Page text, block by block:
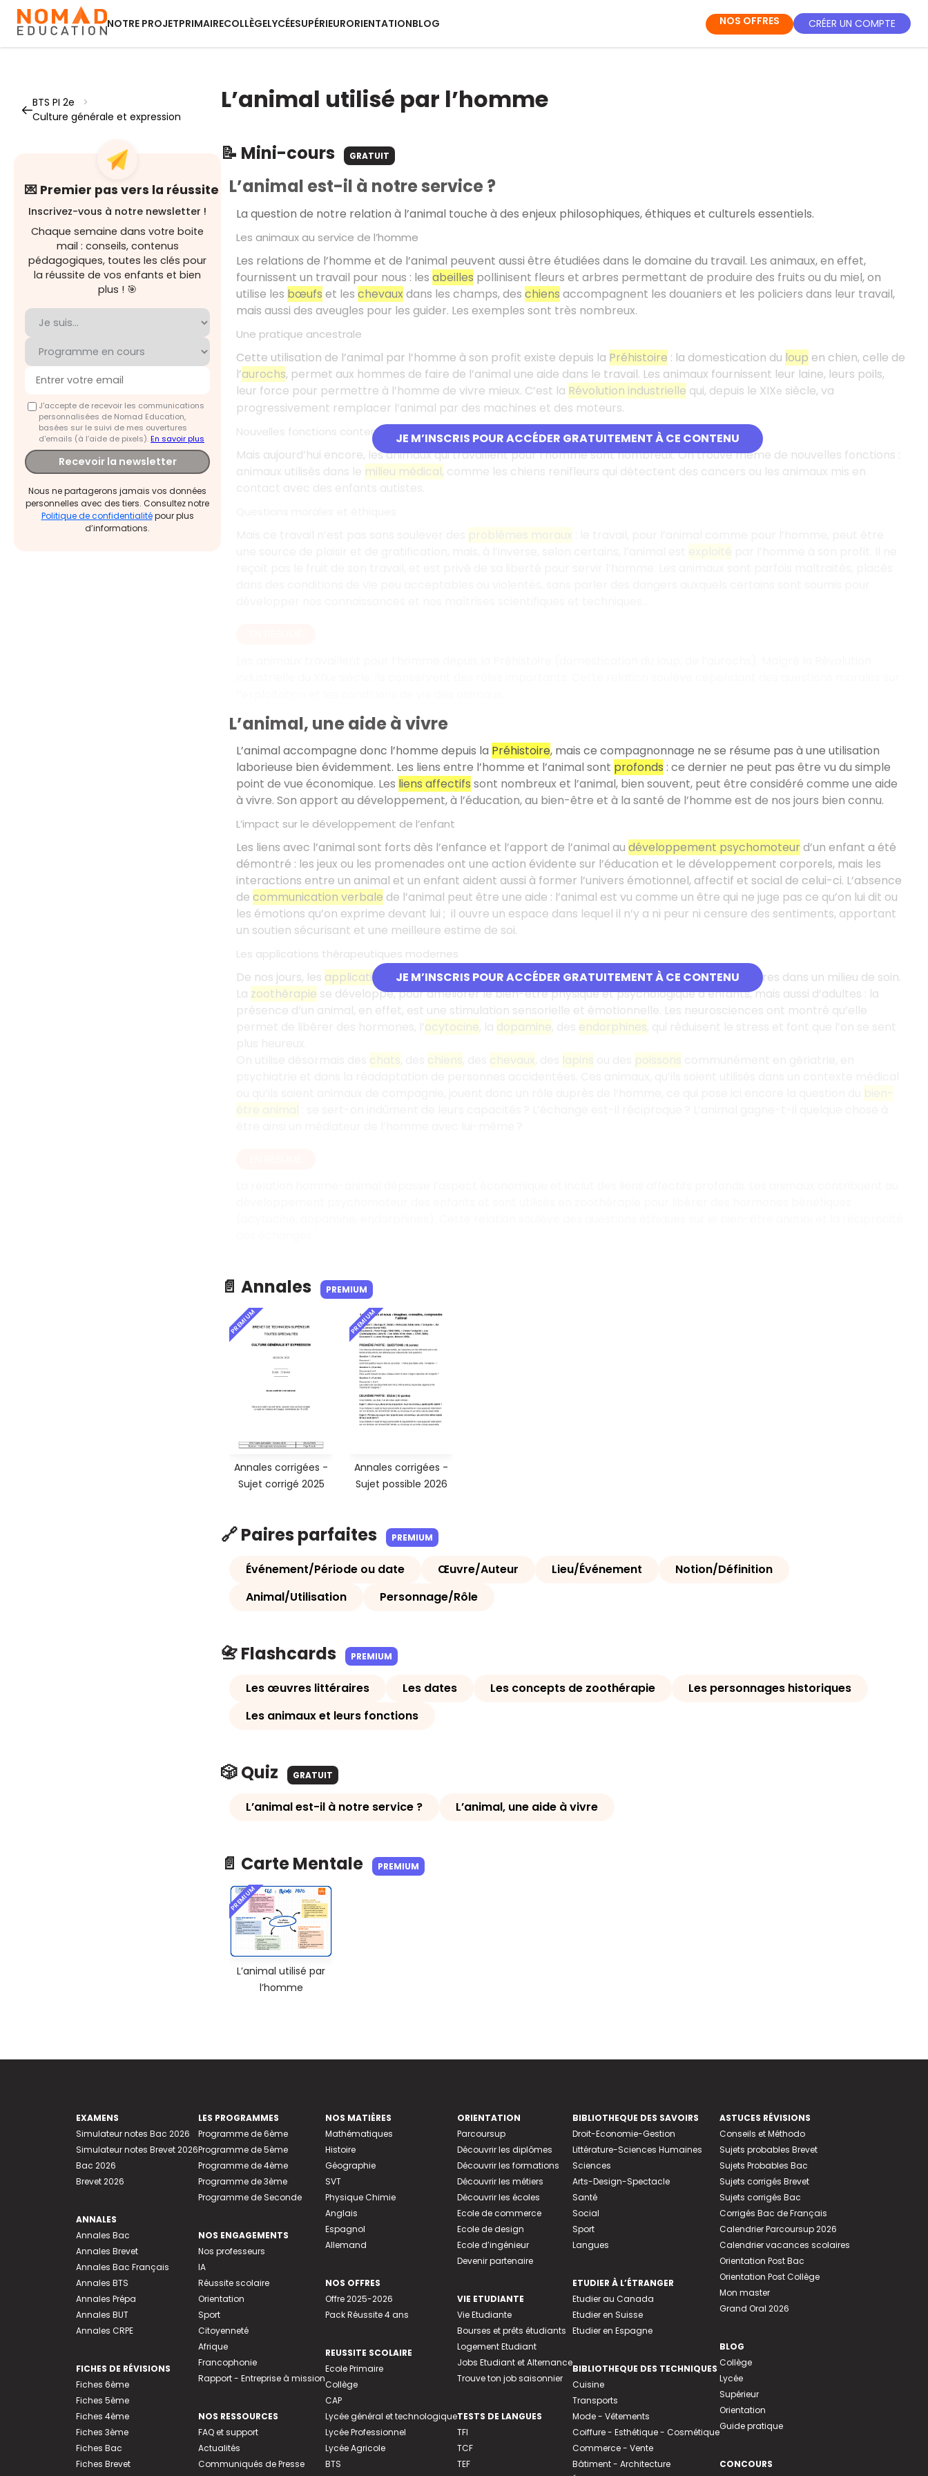
NOTRE PROJETPRIMAIRECOLLÈGELYCÉESUPÉRIEURORIENTATIONBLOG NOS OFFRES CRÉER UN COMPTE
BTS PI 2e
>
Culture générale et expression
💌 Premier pas vers la réussite
Inscrivez-vous à notre newsletter !
Chaque semaine dans votre boite
mail : conseils, contenus
pédagogiques, toutes les clés pour
la réussite de vos enfants et bien
plus ! 🎯
J'accepte de recevoir les communications
personnalisées de Nomad Education,
basées sur le suivi de mes ouvertures
d'emails (à l’aide de pixels).En savoir plus
Recevoir la newsletter
Nous ne partagerons jamais vos données
personnelles avec des tiers. Consultez notre
Politique de confidentialitépour plus
d’informations.
L’animal utilisé par l’homme
📝 Mini-cours GRATUIT
JE M’INSCRIS POUR ACCÉDER GRATUITEMENT À CE CONTENU
L’animal est-il à notre service ?
La question de notre relation à l’animal touche à des enjeux philosophiques, éthiques et culturels essentiels.
Les animaux au service de l’homme
Les relations de l’homme et de l’animal peuvent aussi être étudiées dans le domaine du travail. Les animaux, en effet,
fournissent un travail pour nous : les abeilles pollinisent fleurs et arbres permettant de produire des fruits ou du miel, on
utilise les bœufs et les chevaux dans les champs, des chiens accompagnent les douaniers et les policiers dans leur travail,
mais aussi des aveugles pour les guider. Les exemples sont très nombreux.
Une pratique ancestrale
Cette utilisation de l’animal par l’homme à son profit existe depuis la Préhistoire : la domestication du loup en chien, celle de
l’aurochs, permet aux hommes de faire de l’animal une aide dans le travail. Les animaux fournissent leur laine, leurs poils,
leur force pour permettre à l’homme de vivre mieux. C’est la Révolution industrielle qui, depuis le XIXe siècle, va
progressivement remplacer l’animal par des machines et des moteurs.
Nouvelles fonctions contemporaines
Mais aujourd’hui encore, les animaux qui travaillent pour l’homme sont nombreux. On trouve même de nouvelles fonctions :
animaux utilisés dans le milieu médical, comme les chiens renifleurs qui détectent des cancers ou les animaux mis en
JE M’INSCRIS POUR ACCÉDER GRATUITEMENT À CE CONTENU
L’animal, une aide à vivre
L’animal accompagne donc l’homme depuis la Préhistoire, mais ce compagnonnage ne se résume pas à une utilisation
laborieuse bien évidemment. Les liens entre l’homme et l’animal sont profonds : ce dernier ne peut pas être vu du simple
point de vue économique. Les liens affectifs sont nombreux et l’animal, bien souvent, peut être considéré comme une aide
à vivre. Son apport au développement, à l’éducation, au bien-être et à la santé de l’homme est de nos jours bien connu.
L’impact sur le développement de l’enfant
Les liens avec l’animal sont forts dès l’enfance et l’apport de l’animal au développement psychomoteur d’un enfant a été
démontré : les jeux ou les promenades ont une action évidente sur l’éducation et le développement corporels, mais les
interactions entre un animal et un enfant aident aussi à former l’univers émotionnel, affectif et social de celui-ci. L’absence
de communication verbale de l’animal peut être une aide : l’animal est vu comme un être qui ne juge pas ce qu’on lui dit ou
les émotions qu’on exprime devant lui ; il ouvre un espace dans lequel il n’y a ni peur ni censure des sentiments, apportant
un soutien sécurisant et une meilleure estime de soi.
Les applications thérapeutiques modernes
De nos jours, les applications thérapeutiquesse multiplient : l’animal est utilisé de multiples manières dans un milieu de soin.
La zoothérapie se développe, pour améliorer le bien-être physique et psychologique d’enfants, mais aussi d’adultes : la
présence d’un animal, en effet, est une stimulation sensorielle et émotionnelle. Les neurosciences ont montré qu’elle
permet de libérer des hormones, l’ ocytocine , la dopamine , des endorphines , qui réduisent le stress et font que l’on se sent
📄 Annales PREMIUM
PREMIUM
Annales corrigées -
Sujet corrigé 2025
PREMIUM
Annales corrigées -
Sujet possible 2026
🔗 Paires parfaites PREMIUM
Événement/Période ou date Œuvre/Auteur Lieu/Événement
Notion/Définition
Animal/Utilisation
Personnage/Rôle
📇 Flashcards PREMIUM
Les œuvres littéraires Les dates Les concepts de zoothérapie
Les personnages historiques
Les animaux et leurs fonctions
🎲 Quiz GRATUIT
L’animal est-il à notre service ? L’animal, une aide à vivre
📄 Carte Mentale PREMIUM
PREMIUM
L’animal utilisé par
l’homme
EXAMENS
Simulateur notes Bac 2026
Simulateur notes Brevet 2026
Bac 2026
Brevet 2026
ANNALES
Annales Bac
Annales Brevet
Annales Bac Français
Annales BTS
Annales Prépa
Annales BUT
Annales CRPE
FICHES DE RÉVISIONS
Fiches 6ème
Fiches 5ème
Fiches 4ème
Fiches 3ème
Fiches Bac
Fiches Brevet
LES PROGRAMMES
Programme de 6ème
Programme de 5ème
Programme de 4ème
Programme de 3ème
Programme de Seconde
NOS ENGAGEMENTS
Nos professeurs
IA
Réussite scolaire
Orientation
Sport
Citoyenneté
Afrique
Francophonie
Rapport - Entreprise à mission
NOS RESSOURCES
FAQ et support
Actualités
Communiqués de Presse
NOS MATIÈRES
Mathématiques
Histoire
Géographie
SVT
Physique Chimie
Anglais
Espagnol
Allemand
NOS OFFRES
Offre 2025-2026
Pack Réussite 4 ans
REUSSITE SCOLAIRE
Ecole Primaire
Collège
CAP
Lycée général et technologique
Lycée Professionnel
Lycée Agricole
BTS
ORIENTATION
Parcoursup
Découvrir les diplômes
Découvrir les formations
Découvrir les métiers
Découvrir les écoles
Ecole de commerce
Ecole de design
Ecole d’ingénieur
Devenir partenaire
VIE ETUDIANTE
Vie Etudiante
Bourses et prêts étudiants
Logement Etudiant
Jobs Etudiant et Alternance
Trouve ton job saisonnier
TESTS DE LANGUES
TFI
TCF
TEF
BIBLIOTHEQUE DES SAVOIRS
Droit-Economie-Gestion
Littérature-Sciences Humaines
Sciences
Arts-Design-Spectacle
Santé
Social
Sport
Langues
ETUDIER À L’ÉTRANGER
Etudier au Canada
Etudier en Suisse
Etudier en Espagne
BIBLIOTHEQUE DES TECHNIQUES
Cuisine
Transports
Mode - Vêtements
Coiffure - Esthétique - Cosmétique
Commerce - Vente
Bâtiment - Architecture
ASTUCES RÉVISIONS
Conseils et Méthodo
Sujets probables Brevet
Sujets Probables Bac
Sujets corrigés Brevet
Sujets corrigés Bac
Corrigés Bac de Français
Calendrier Parcoursup 2026
Calendrier vacances scolaires
Orientation Post Bac
Orientation Post Collège
Mon master
Grand Oral 2026
BLOG
Collège
Lycée
Supérieur
Orientation
Guide pratique
CONCOURS